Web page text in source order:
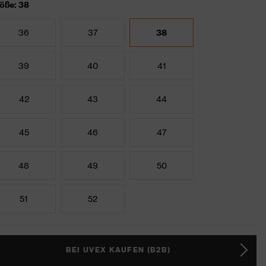
38
36 37 38
39 40 41
42 43 44
45 46 47
48 49 50
51 52
BEI UVEX KAUFEN (B2B)